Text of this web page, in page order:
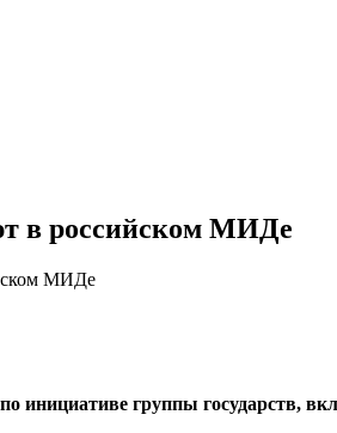
в российском МИДе
МИДе
инициативе группы государств,